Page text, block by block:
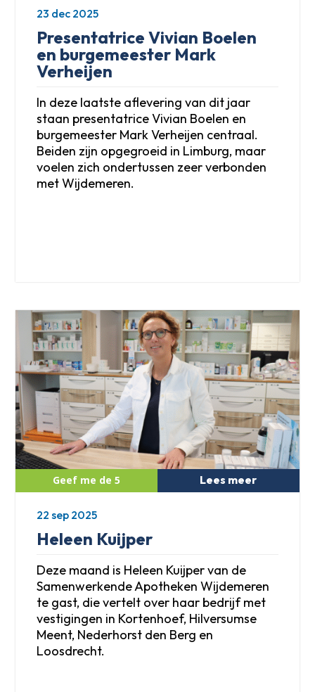
Presentatrice Vivian Boelen
en burgemeester Mark
Verheijen
In deze laatste aflevering van dit jaar
staan presentatrice Vivian Boelen en
burgemeester Mark Verheijen centraal.
Beiden zijn opgegroeid in Limburg, maar
voelen zich ondertussen zeer verbonden
met Wijdemeren.
23 dec 2025
Heleen Kuijper
Deze maand is Heleen Kuijper van de
Samenwerkende Apotheken Wijdemeren
te gast, die vertelt over haar bedrijf met
vestigingen in Kortenhoef, Hilversumse
Meent, Nederhorst den Berg en
Loosdrecht.
Lees meer
22 sep 2025